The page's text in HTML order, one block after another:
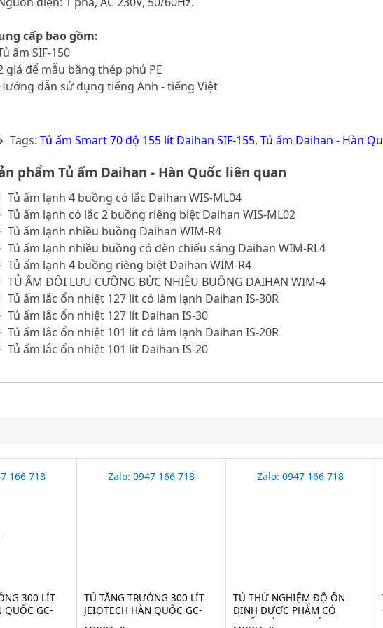
cấp bao gồm:
ấm SIF-150
giá để mẫu bằng thép phủ PE
dẫn sử dụng tiếng Anh - tiếng Việt
Tags: Tủ ấm Smart 70 độ 155 lít Daihan SIF-155, Tủ ấm Daihan - Hàn
phẩm Tủ ấm Daihan - Hàn Quốc liên quan
Tủ ấm lạnh 4 buồng có lắc Daihan WIS-ML04
Tủ ấm lạnh có lắc 2 buồng riêng biệt Daihan WIS-ML02
Tủ ấm lạnh nhiều buồng Daihan WIM-R4
Tủ ấm lạnh nhiều buồng có đèn chiếu sáng Daihan WIM-RL4
Tủ ấm lạnh 4 buồng riêng biệt Daihan WIM-R4
TỦ ẤM ĐỐI LƯU CƯỠNG BỨC NHIỀU BUỒNG DAIHAN WIM-4
Tủ ấm lắc ổn nhiệt 127 lít có làm lạnh Daihan IS-30R
Tủ ấm lắc ổn nhiệt 127 lít Daihan IS-30
Tủ ấm lắc ổn nhiệt 101 lít có làm lạnh Daihan IS-20R
Tủ ấm lắc ổn nhiệt 101 lít Daihan IS-20
166 718
300 LÍT
QUỐC GC-
Zalo: 0947 166 718
TỦ TĂNG TRƯỞNG 300 LÍT
JEIOTECH HÀN QUỐC GC-
Zalo: 0947 166 718
TỦ THỬ NGHIỆM ĐỘ ỔN
ĐỊNH DƯỢC PHẨM CÓ
CHIẾU SÁNG 760 LÍT